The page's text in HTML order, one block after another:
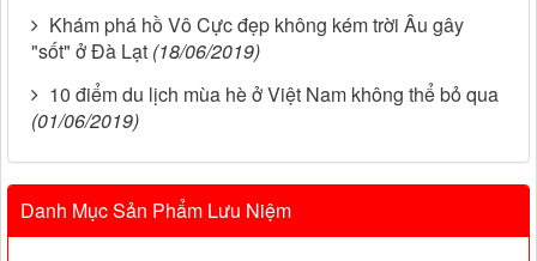
Khám phá hồ Vô Cực đẹp không kém trời Âu gây
"sốt" ở Đà Lạt (18/06/2019)
10 điểm du lịch mùa hè ở Việt Nam không thể bỏ qua
(01/06/2019)
Danh Mục Sản Phẩm Lưu Niệm